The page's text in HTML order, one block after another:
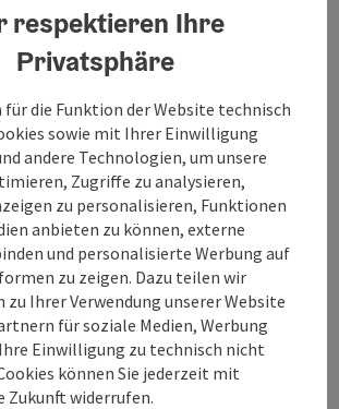
befindet sich…
respektieren Ihre
Privatsphäre
für die Funktion der Website technisch
sowie mit Ihrer Einwilligung
andere Technologien, um unsere
Zugriffe zu analysieren,
zu personalisieren, Funktionen
anbieten zu können, externe
und personalisierte Werbung auf
zu zeigen. Dazu teilen wir
Ihrer Verwendung unserer Website
für soziale Medien, Werbung
Einwilligung zu technisch nicht
können Sie jederzeit mit
Zukunft widerrufen.